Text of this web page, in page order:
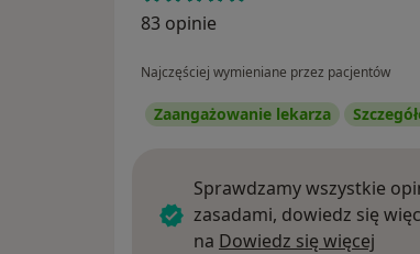
83 opinie
Najczęściej wymieniane przez pacjentów
Zaangażowanie lekarza
Sprawdzamy wszystkie
zasadami, dowiedz się
na Dowiedz się więcej